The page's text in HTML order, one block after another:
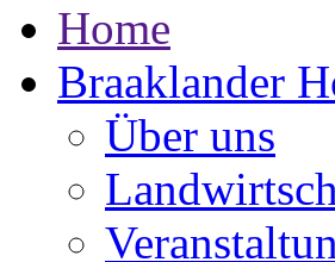
Home
Braaklander
Über uns